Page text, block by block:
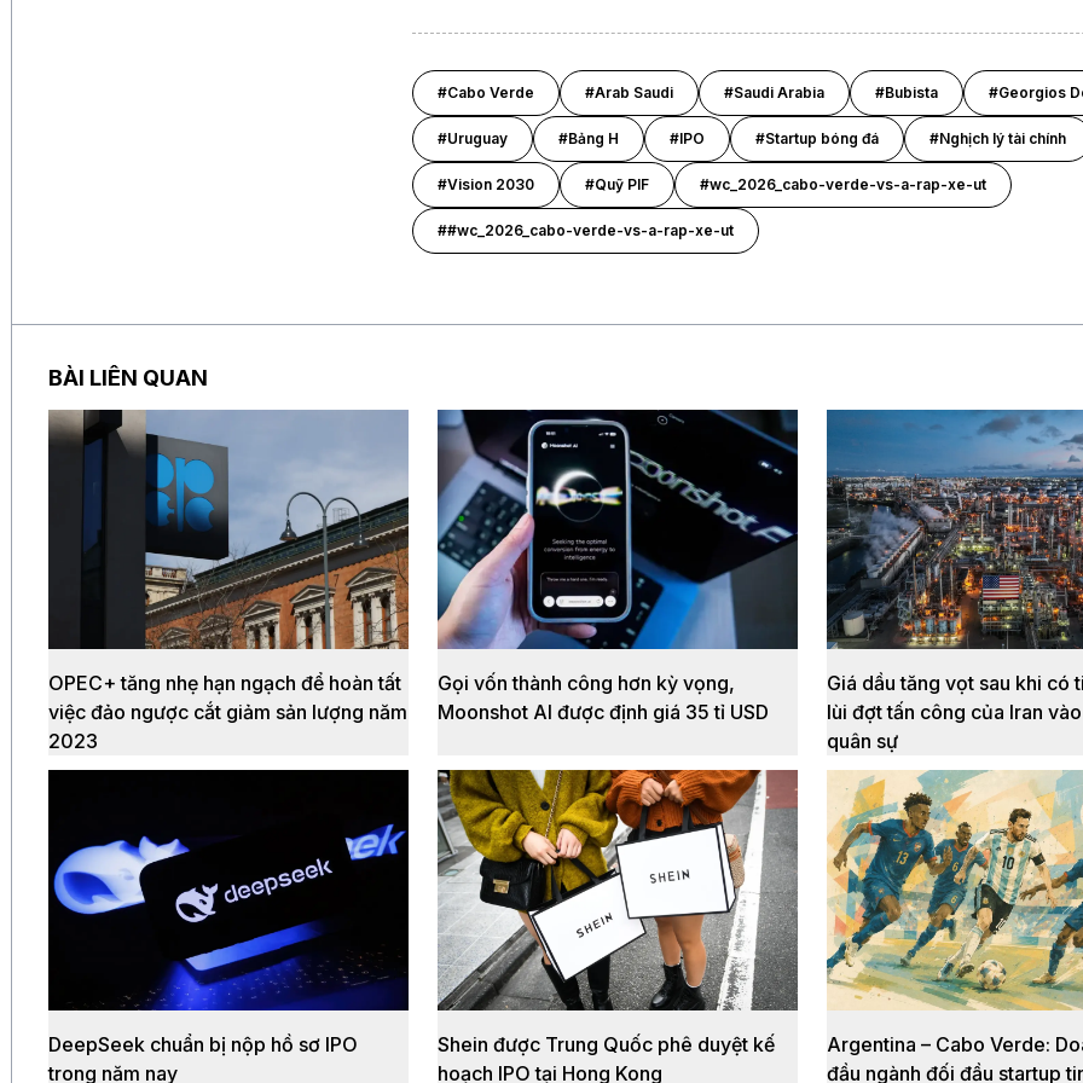
#Cabo Verde #Arab Saudi #Saudi Arabia #Bubista #Georgios
#Uruguay #Bảng H #IPO #Startup bóng đá #Nghịch lý tài chính
#Vision 2030 #Quỹ PIF #wc_2026_cabo-verde-vs-a-rap-xe-ut
##wc_2026_cabo-verde-vs-a-rap-xe-ut
BÀI LIÊN QUAN
OPEC+ tăng nhẹ hạn ngạch để hoàn tất
việc đảo ngược cắt giảm sản lượng năm
2023
Gọi vốn thành công hơn kỳ vọng,
Moonshot AI được định giá 35 tỉ USD
Giá dầu tăng vọt sau khi có
lùi đợt tấn công của Iran
quân sự
DeepSeek chuẩn bị nộp hồ sơ IPO
trong năm nay
Shein được Trung Quốc phê duyệt kế
hoạch IPO tại Hong Kong
Argentina – Cabo Verde:
đầu ngành đối đầu startup